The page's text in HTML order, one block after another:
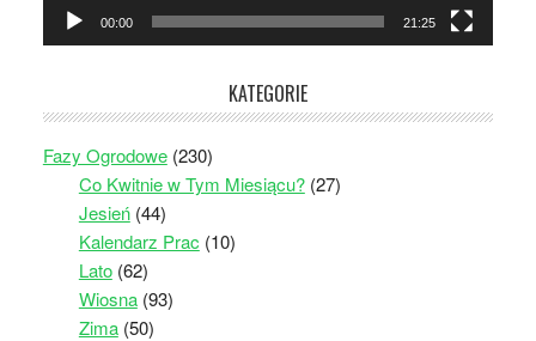
00:00 21:25
KATEGORIE
Fazy Ogrodowe(230)
Co Kwitnie w Tym Miesiącu?(27)
Jesień(44)
Kalendarz Prac (10)
Lato(62)
Wiosna(93)
Zima(50)